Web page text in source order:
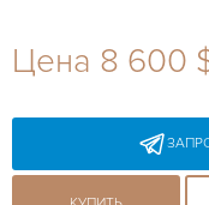
27-44
Цена 8 600